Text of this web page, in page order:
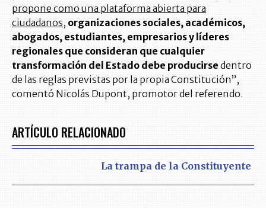
propone como una plataforma abierta para
ciudadanos, organizaciones sociales, académicos,
abogados, estudiantes, empresarios y líderes
regionales que consideran que cualquier
transformación del Estado debe producirse dentro
de las reglas previstas por la propia Constitución”,
comentó Nicolás Dupont, promotor del referendo.
ARTÍCULO RELACIONADO
La trampa de la Constituyente